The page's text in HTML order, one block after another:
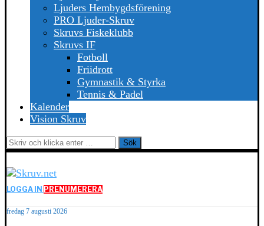
Ljuders Hembygdsförening
PRO Ljuder-Skruv
Skruvs Fiskeklubb
Skruvs IF
Fotboll
Friidrott
Gymnastik & Styrka
Tennis & Padel
Kalender
Vision Skruv
Sök
LOGGA IN PRENUMERERA
fredag 7 augusti 2026